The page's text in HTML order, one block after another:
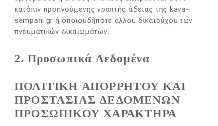
κατόπιν προηγούμενης γραπτής άδειας της kava-
sampani.gr ή οποιουδήποτε άλλου δικαιούχου των
πνευματικών δικαιωμάτων.
2. Προσωπικά Δεδομένα
ΠΟΛΙΤΙΚΗ ΑΠΟΡΡΗΤΟΥ ΚΑΙ
ΠΡΟΣΤΑΣΙΑΣ ΔΕΔΟΜΕΝΩΝ
ΠΡΟΣΩΠΙΚΟΥ ΧΑΡΑΚΤΗΡΑ